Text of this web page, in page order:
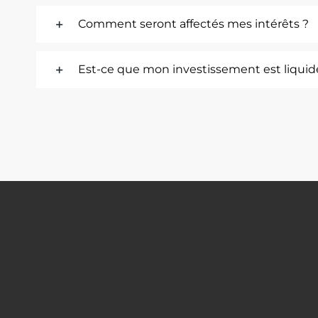
Comment seront affectés mes intérêts ?
Est-ce que mon investissement est